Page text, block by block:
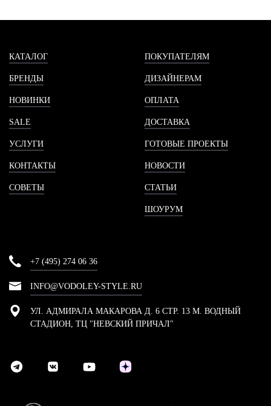
КАТАЛОГ
БРЕНДЫ
НОВИНКИ
SALE
УСЛУГИ
КОНТАКТЫ
СОВЕТЫ
ПОКУПАТЕЛЯМ
ДИЗАЙНЕРАМ
ОПЛАТА
ДОСТАВКА
ГОТОВЫЕ ПРОЕКТЫ
НОВОСТИ
СТАТЬИ
ШОУРУМ
+7 (495) 274 06 36
INFO@VODOLEY-STYLE.RU
УЛ. АДМИРАЛА МАКАРОВА Д. 6 СТР. 13 М. ВОДНЫЙ
СТАДИОН, ТЦ "НЕВСКИЙ ПРИЧАЛ"